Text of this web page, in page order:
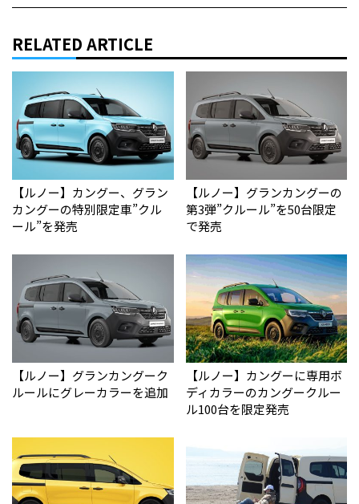
RELATED ARTICLE
【ルノー】カングー、グラン
カングーの特別限定車”クル
ール”を発売
【ルノー】グランカングーの
第3弾”クルール”を50台限定
で発売
【ルノー】グランカングーク
ルールにグレーカラーを追加
【ルノー】カングーに専用ボ
ディカラーのカングークルー
ル100台を限定発売